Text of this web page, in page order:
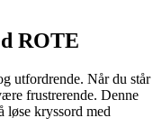
ROTE
utfordrende. Når du står
frustrerende. Denne
løse kryssord med